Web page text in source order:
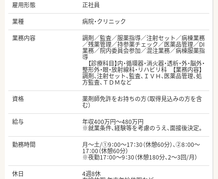
雇用形態
正社員
業種
病院・クリニック
業務内容
調剤／監査／服薬指導／注射セット／病棟業務
／残薬管理／持参薬チェック／医薬品管理／DI
業務／院内委員会参加／混注業務／病棟服薬指
導
【診療科目】内・循環器・消火器・透析・外・脳外・
整形外・眼・放射線科・リハビリ科 【業務内容】
調剤、注射セット、監査、ＩＶＨ、医薬品管理、処
方監査、ＴＤＭなど
資格
薬剤師免許をお持ちの方（取得見込みの方を含
む）
給与
年収400万円～480万円
※就業条件、経験等を考慮のうえ、面接後決定。
勤務時間
月～土/①9：00～17：30（休憩60分）、②8：00～
17：00（休憩60分）
※夜勤17：00～9：30（休憩180分、2～3回/月）
休日
4週8休